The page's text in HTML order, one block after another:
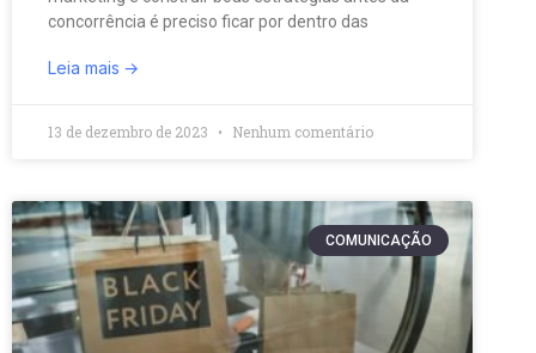
concorrência é preciso ficar por dentro das
Leia mais
13 de dezembro de 2023 Nenhum comentário
COMUNICAÇÃO